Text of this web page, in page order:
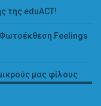
της eduACT!
Feelings
μας φίλους